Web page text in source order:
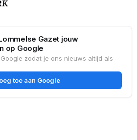
Gazet jouw
op Google
zodat je ons nieuws altijd als
toe aan Google